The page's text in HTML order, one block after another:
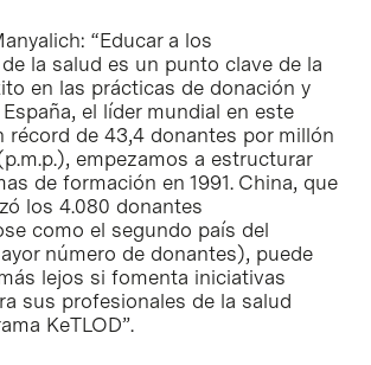
“Educar a los
la salud es un punto clave de la
en las prácticas de donación y
el líder mundial en este
récord de 43,4 donantes por millón
empezamos a estructurar
de formación en 1991. China, que
los 4.080 donantes
como el segundo país del
número de donantes), puede
lejos si fomenta iniciativas
sus profesionales de la salud
KeTLOD”.